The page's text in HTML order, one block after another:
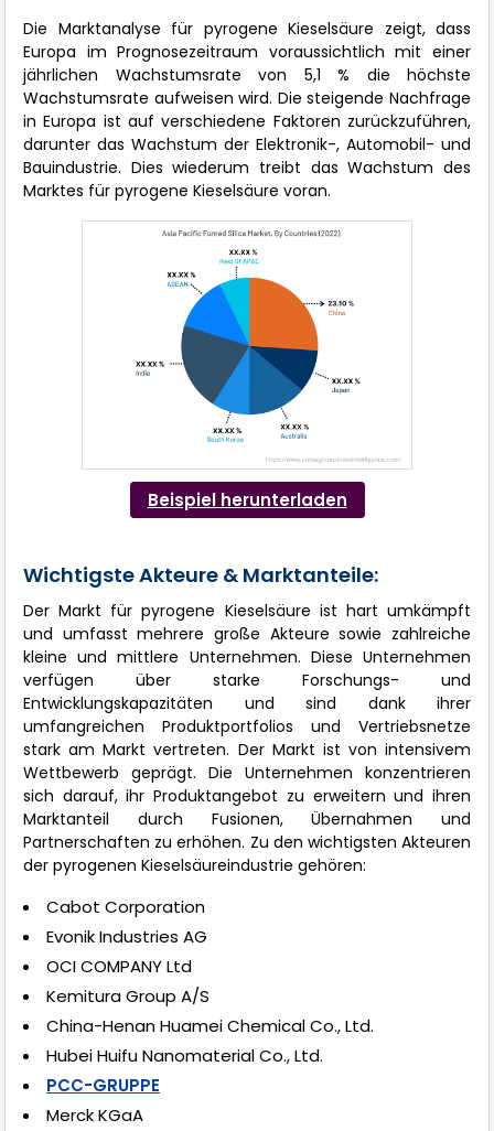
Die Marktanalyse für pyrogene Kieselsäure zeigt, dass
Europa im Prognosezeitraum voraussichtlich mit einer
jährlichen Wachstumsrate von 5,1 % die höchste
Wachstumsrate aufweisen wird. Die steigende Nachfrage
in Europa ist auf verschiedene Faktoren zurückzuführen,
darunter das Wachstum der Elektronik-, Automobil- und
Bauindustrie. Dies wiederum treibt das Wachstum des
Marktes für pyrogene Kieselsäure voran.
Beispiel herunterladen
Wichtigste Akteure & Marktanteile:
Der Markt für pyrogene Kieselsäure ist hart umkämpft
und umfasst mehrere große Akteure sowie zahlreiche
kleine und mittlere Unternehmen. Diese Unternehmen
verfügen über starke Forschungs- und
Entwicklungskapazitäten und sind dank ihrer
umfangreichen Produktportfolios und Vertriebsnetze
stark am Markt vertreten. Der Markt ist von intensivem
Wettbewerb geprägt. Die Unternehmen konzentrieren
sich darauf, ihr Produktangebot zu erweitern und ihren
Marktanteil durch Fusionen, Übernahmen und
Partnerschaften zu erhöhen. Zu den wichtigsten Akteuren
der pyrogenen Kieselsäureindustrie gehören:
Cabot Corporation
Evonik Industries AG
OCI COMPANY Ltd
Kemitura Group A/S
China-Henan Huamei Chemical Co., Ltd.
Hubei Huifu Nanomaterial Co., Ltd.
PCC-GRUPPE
Merck KGaA